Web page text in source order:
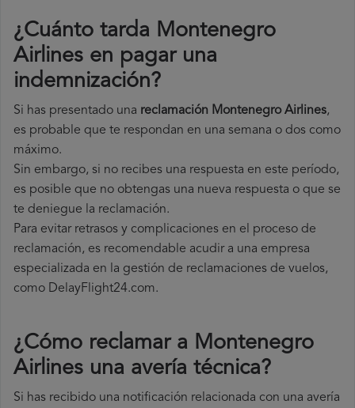
¿Cuánto tarda Montenegro
Airlines en pagar una
indemnización?
Si has presentado una reclamación Montenegro Airlines,
es probable que te respondan en una semana o dos como
máximo.
Sin embargo, si no recibes una respuesta en este período,
es posible que no obtengas una nueva respuesta o que se
te deniegue la reclamación.
Para evitar retrasos y complicaciones en el proceso de
reclamación, es recomendable acudir a una empresa
especializada en la gestión de reclamaciones de vuelos,
como DelayFlight24.com.
¿Cómo reclamar a Montenegro
Airlines una avería técnica?
Si has recibido una notificación relacionada con una avería